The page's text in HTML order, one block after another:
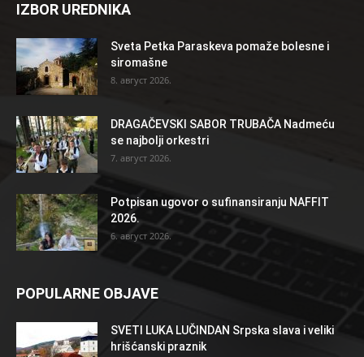
IZBOR UREDNIKA
Sveta Petka Paraskeva pomaže bolesne i
siromašne
8. август 2026.
DRAGAČEVSKI SABOR TRUBAČA Nadmeću
se najbolji orkestri
7. август 2026.
Potpisan ugovor o sufinansiranju NAFFIT
2026.
6. август 2026.
POPULARNE OBJAVE
SVETI LUKA LUČINDAN Srpska slava i veliki
hrišćanski praznik